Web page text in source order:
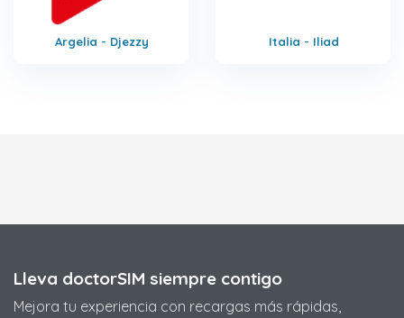
Argelia - Djezzy Italia - Iliad
Lleva doctorSIM siempre contigo
Mejora tu experiencia con recargas más rápidas,